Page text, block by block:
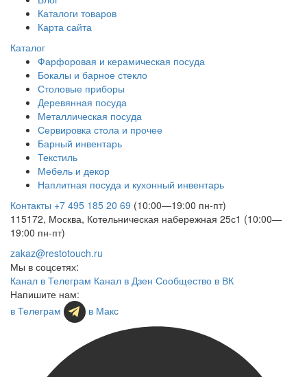
Каталоги товаров
Карта сайта
Каталог
Фарфоровая и керамическая посуда
Бокалы и барное стекло
Столовые приборы
Деревянная посуда
Металлическая посуда
Сервировка стола и прочее
Барный инвентарь
Текстиль
Мебель и декор
Наплитная посуда и кухонный инвентарь
Контакты +7 495 185 20 69 (10:00—19:00 пн-пт)
115172, Москва, Котельническая набережная 25с1 (10:00—
19:00 пн-пт)
zakaz@restotouch.ru
Мы в соцсетях:
Канал в Телеграм Канал в Дзен Сообщество в ВК
Напишите нам:
в Телеграм
в Макс